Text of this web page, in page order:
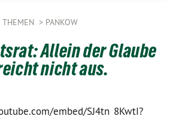
THEMEN PANKOW
Allein der Glaube
nicht aus.
embed/SJ4tn_8KwtI?